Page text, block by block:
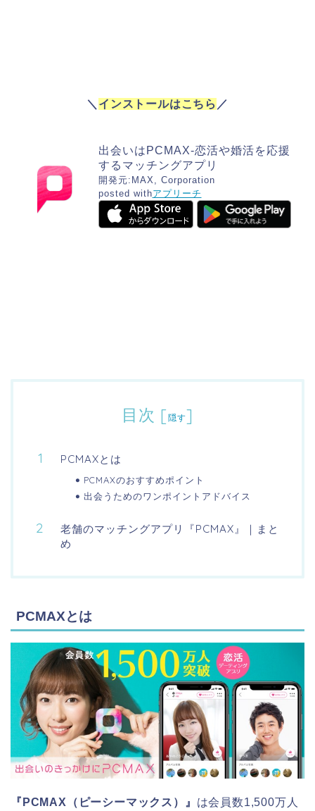
＼ インストールはこちら ／
出会いはPCMAX-恋活や婚活を応援
するマッチングアプリ
開発元: MAX, Corporation
posted withアプリーチ
目次 [ 隠す]
PCMAXとは
PCMAXのおすすめポイント
出会うためのワンポイントアドバイス
老舗のマッチングアプリ『PCMAX』｜まと
め
PCMAXとは
『PCMAX（ピーシーマックス）』 は会員数1,500万人